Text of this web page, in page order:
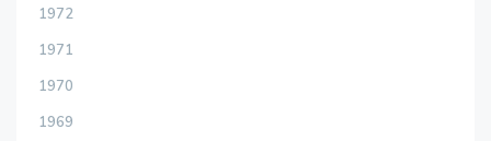
1972
1971
1970
1969